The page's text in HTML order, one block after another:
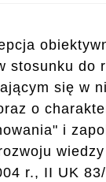
stosunku do
się w
o
i
r., II UK